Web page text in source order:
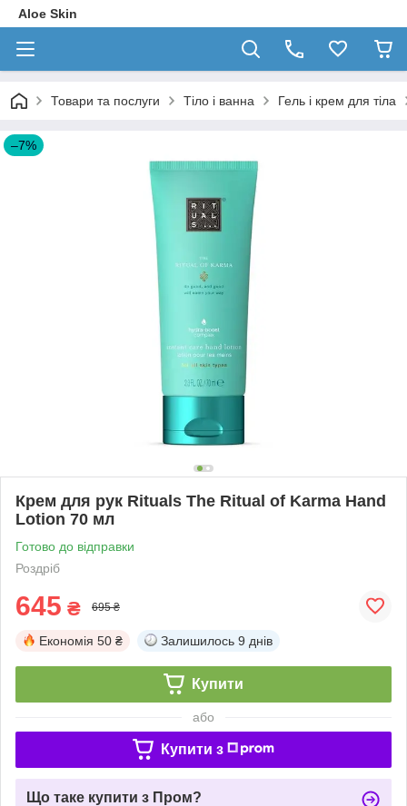
Aloe Skin
Товари та послуги Тіло і ванна Гель і крем для тіла
–7%
Крем для рук Rituals The Ritual of Karma Hand
Lotion 70 мл
Готово до відправки
Роздріб
645 ₴ 695 ₴
Економія 50 ₴ Залишилось 9 днів
Купити
або
Купити з
Що таке купити з Пром?